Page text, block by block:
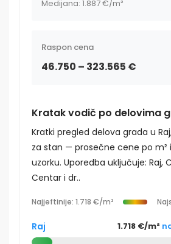
Medijana: 1.887 €/m²
Raspon cena
46.750 – 323.565 €
Kratak vodič po delovima
Kratki pregled delova grada u
za stan — prosečne cene po m²
uzorku. Uporedba uključuje: Raj,
Centar i dr..
Najjeftinije: 1.718 €/m²
Raj 1.718 €/m²